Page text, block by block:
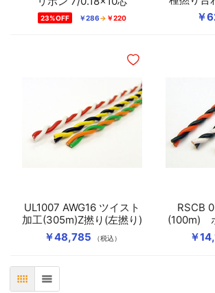
23%OFF ￥286 ￥220
￥
￥48,785 （税込）
UL1007 AWG16 ツイスト
加工(305m)Z撚り(左撚り)
ほしいものリストに追
￥
RSCB
(100m)
3）Z
表 リスト